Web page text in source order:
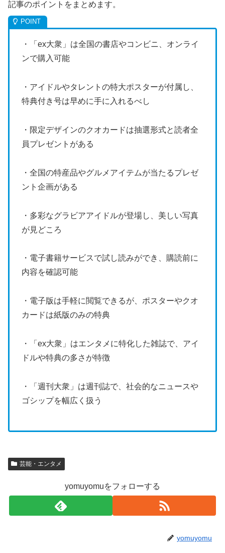
記事のポイントをまとめます。
・「ex大衆」は全国の書店やコンビニ、オンライ
ンで購入可能
・アイドルやタレントの特大ポスターが付属し、
特典付き号は早めに手に入れるべし
・限定デザインのクオカードは抽選形式と読者全
員プレゼントがある
・全国の特産品やグルメアイテムが当たるプレゼ
ント企画がある
・多彩なグラビアアイドルが登場し、美しい写真
が見どころ
・電子書籍サービスで試し読みができ、購読前に
内容を確認可能
・電子版は手軽に閲覧できるが、ポスターやクオ
カードは紙版のみの特典
・「ex大衆」はエンタメに特化した雑誌で、アイ
ドルや特典の多さが特徴
・「週刊大衆」は週刊誌で、社会的なニュースや
ゴシップを幅広く扱う
芸能・エンタメ
yomuyomuをフォローする
yomuyomu